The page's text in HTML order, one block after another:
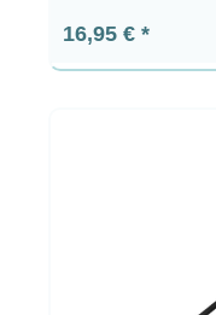
Prix régulier :
16,95 €